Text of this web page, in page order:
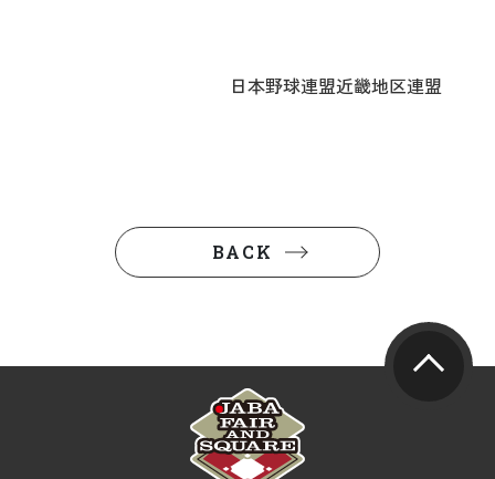
日本野球連盟近畿地区連盟
BACK